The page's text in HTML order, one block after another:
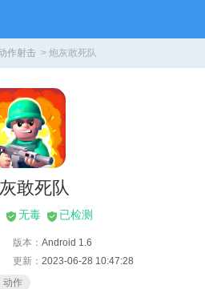
作射击 > 炮灰敢死队
敢死队
无毒 已检测
版本： Android 1.6
更新： 2023-06-28 10:47:28
动作